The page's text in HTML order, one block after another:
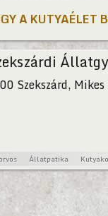
A KUTYAÉLET
Szekszárd,
Állatpatika